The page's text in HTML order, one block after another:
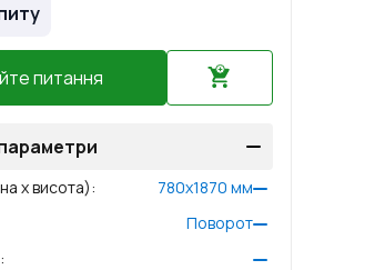
питання
x висота): 780x1870 мм
Поворот
: